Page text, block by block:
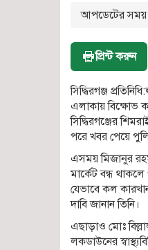
আপডেটের সময়
প্রিন্ট করুন
সিদ্ধিরগঞ্জ
এলাকায় বিক্ষোভ
সিদ্ধিরগঞ্জের
পরে খবর পেয়ে
এসময় মিজানুর
মার্কেট বন্ধ
যেভাবে কল
দাবি জানান তিনি।
এছাড়াও মোঃ
লকডাউনের